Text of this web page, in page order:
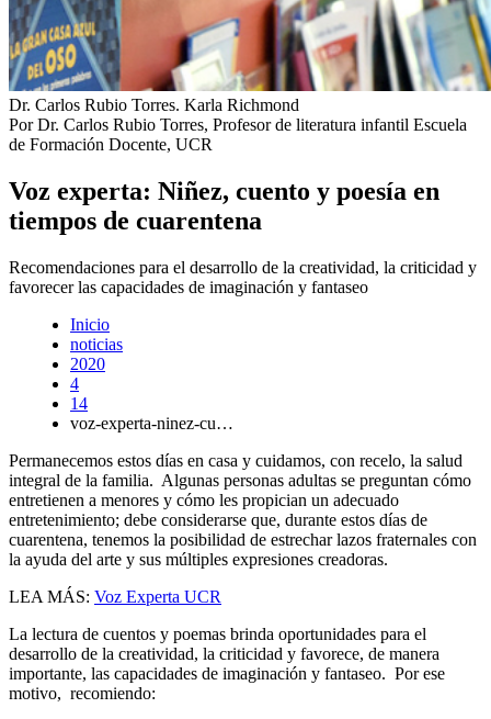
Dr. Carlos Rubio Torres. Karla Richmond
Por Dr. Carlos Rubio Torres, Profesor de literatura infantil Escuela
de Formación Docente, UCR
Voz experta: Niñez, cuento y poesía en
tiempos de cuarentena
Recomendaciones para el desarrollo de la creatividad, la criticidad y
favorecer las capacidades de imaginación y fantaseo
Inicio
noticias
2020
4
14
voz-experta-ninez-cu…
Permanecemos estos días en casa y cuidamos, con recelo, la salud
integral de la familia. Algunas personas adultas se preguntan cómo
entretienen a menores y cómo les propician un adecuado
entretenimiento; debe considerarse que, durante estos días de
cuarentena, tenemos la posibilidad de estrechar lazos fraternales con
la ayuda del arte y sus múltiples expresiones creadoras.
LEA MÁS: Voz Experta UCR
La lectura de cuentos y poemas brinda oportunidades para el
desarrollo de la creatividad, la criticidad y favorece, de manera
importante, las capacidades de imaginación y fantaseo. Por ese
motivo, recomiendo: